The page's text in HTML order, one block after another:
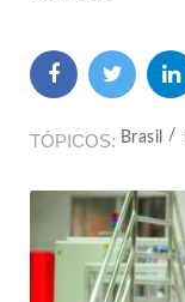
TÓPICOS Brasil